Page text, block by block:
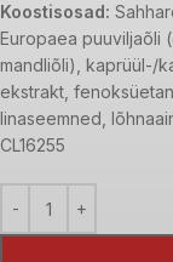
Koostisosad:
Europaea puuviljaõli
mandliõli), kaprüül-/
ekstrakt,
linaseemned,
CL16255